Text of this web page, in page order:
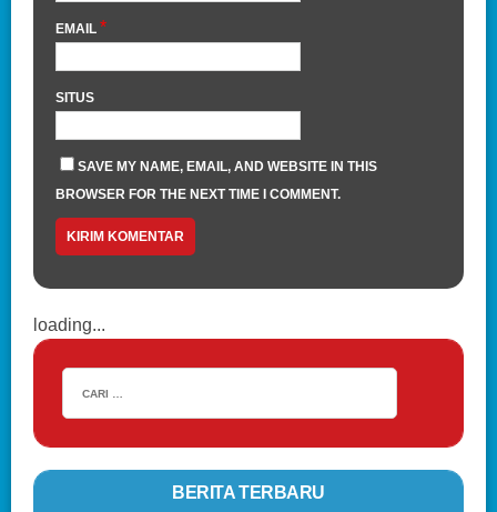
EMAIL *
SITUS
SAVE MY NAME, EMAIL, AND WEBSITE IN THIS
BROWSER FOR THE NEXT TIME I COMMENT.
loading...
BERITA TERBARU